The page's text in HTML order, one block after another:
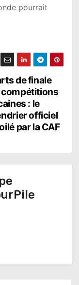
pourrait
de finale
compétitions
: le
officiel
par la CAF